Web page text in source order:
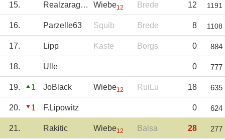
15. Realzaragoza Wiebe12 Brede 12 1191
16. Parzelle63 Squib Brede 8 1108
17. Lipp Kaste Borgs 0 884
18. Ulle 0 777
19. 1 JoBlack Wiebe12 RuiLu 18 635
20. 1 F.Lipowitz 0 624
21. Rakitic Wiebe12 Balsa 28 277